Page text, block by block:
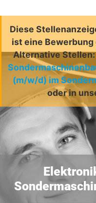
Diese
ist eine
Alternative
(m/w/d) im
oder in